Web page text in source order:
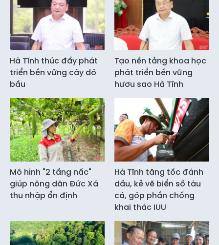
Hà Tĩnh thúc đẩy phát
triển bền vững cây dó
bầu
Tạo nền tảng khoa học
phát triển bền vững
hươu sao Hà Tĩnh
Mô hình "2 tầng nấc"
giúp nông dân Đức Xá
thu nhập ổn định
Hà Tĩnh tăng tốc đánh
dấu, kẻ vẽ biển số tàu
cá, góp phần chống
khai thác IUU